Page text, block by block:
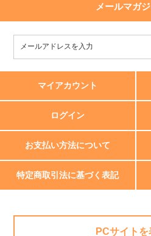
メールマガ
マイアカウント
ログイン
お支払い方法について
特定商取引法に基づく表記
PCサイトを